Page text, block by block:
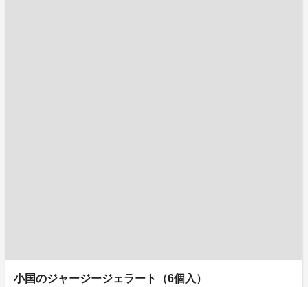
小国のジャージージェラート（6個入）